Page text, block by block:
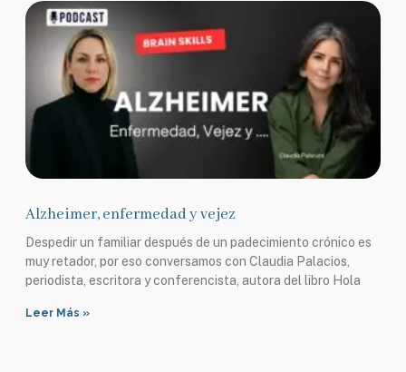
Alzheimer, enfermedad y vejez
Despedir un familiar después de un padecimiento crónico es
muy retador, por eso conversamos con Claudia Palacios,
periodista, escritora y conferencista, autora del libro Hola
Leer Más »